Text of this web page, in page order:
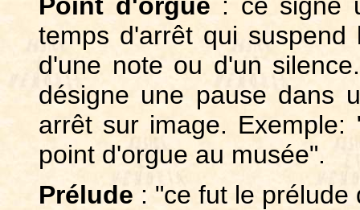
temps d'arrêt qui
d'une note ou d'un
désigne une pause dans
arrêt sur image. Exemple:
point d'orgue au musée".
Prélude : "ce fut le prélude